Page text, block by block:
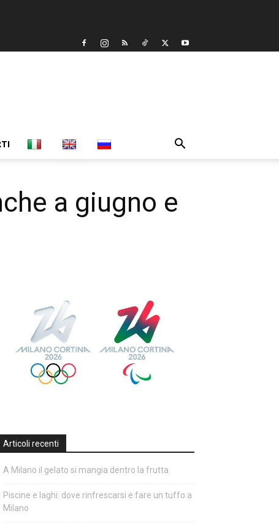
a giugno e
Articoli recenti
A Milano il gelato si mangia dentro la frutta
Piscine e laghi: dove rinfrescarsi e fare un tuffo a
Milano